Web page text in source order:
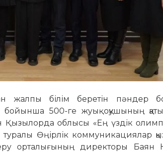
жалпы білім беретін пәндер
бойынша 500-ге жуық оқушының
Қызылорда облысы «Ең үздік
Өңірлік коммуникациялар
орталығының директоры Баян